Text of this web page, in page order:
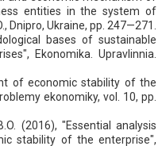
entities in the system of
Dnipro, Ukraine, pp. 247—271.
bases of sustainable
Ekonomika. Upravlinnia.
of economic stability of the
ekonomiky, vol. 10, pp.
(2016), "Essential analysis
stability of the enterprise",